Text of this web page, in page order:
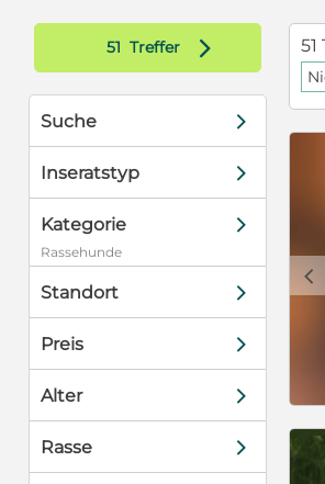
51 Treffer d
Suche d
Inseratstyp d
Kategorie d
Rassehunde
Standort d
Preis d
Alter d
Rasse d
51
c